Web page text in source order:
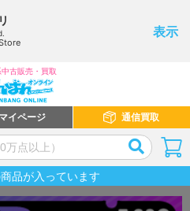
表示
古販売・買取
マイページ 通信買取
品が入っています